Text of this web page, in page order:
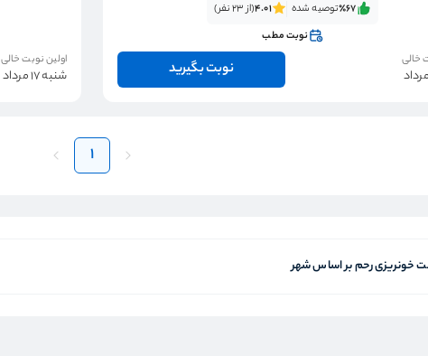
٪67‌‌‌توصیه شده 4.01(از 23 نفر)
نوبت مطب
خالی
نوبت بگیرید
اولین نوبت خالی
شنبه 17 مرداد
1
خونریزی رحم بر اساس شهر